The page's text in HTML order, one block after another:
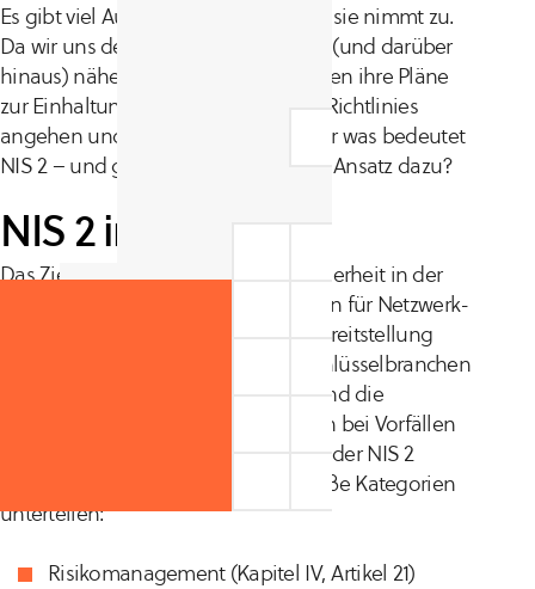
Es gibt viel Aufregung um NIS 2 und sie nimmt zu.
Da wir uns der Frist im Oktober 2024 (und darüber
hinaus) nähern, müssen Unternehmen ihre Pläne
zur Einhaltung dieser europäischen Richtlinies
angehen und bald abschließen. Aber was bedeutet
NIS 2 – und gibt es einen optimalen Ansatz dazu?
NIS 2 im Detail
Das Ziel von NIS 2 ist es,“…Cybersicherheit in der
gesamten Union aufzubauen, Risiken für Netzwerk-
und Informationssysteme, die zur Bereitstellung
wesentlicher Dienstleistungen in Schlüsselbranchen
verwendet werden, zu minimieren und die
Kontinuität solcher Dienstleistungen bei Vorfällen
(aus Seite 1, Zeile 1 der NIS 2
Richtlinie). NIS 2 lässt sich in vier große Kategorien
unterteilen:
Risikomanagement (Kapitel IV, Artikel 21)